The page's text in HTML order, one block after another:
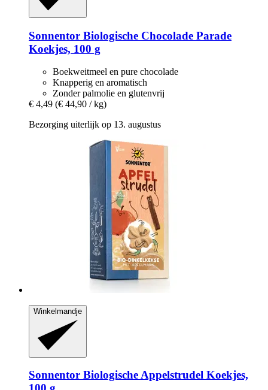
Sonnentor Biologische Chocolade Parade
Koekjes, 100 g
Boekweitmeel en pure chocolade
Knapperig en aromatisch
Zonder palmolie en glutenvrij
€ 4,49 (€ 44,90 / kg)
Bezorging uiterlijk op 13. augustus
Winkelmandje
Sonnentor Biologische Appelstrudel Koekjes,